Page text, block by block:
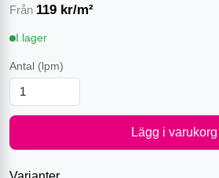
Från 119 kr/m²
I lager
Antal (lpm)
Lägg i varukorg